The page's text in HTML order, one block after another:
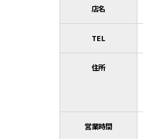
店名
TEL
住所
営業時間